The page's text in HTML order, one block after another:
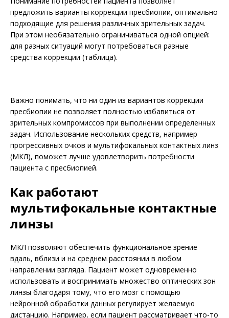
предложить варианты коррекции пресбиопии, оптимально
подходящие для решения различных зрительных задач.
При этом необязательно ограничиваться одной опцией:
для разных ситуаций могут потребоваться разные
средства коррекции (таблица).
Важно понимать, что ни один из вариантов коррекции
пресбиопии не позволяет полностью избавиться от
зрительных компромиссов при выполнении определенных
задач. Использование нескольких средств, например
прогрессивных очков и мультифокальных контактных линз
(МКЛ), поможет лучше удо­влетворить потребности
пациента с пресбиопией.
Как работают
мультифокальные контактные
линзы
МКЛ позволяют обеспечить функци­ональное зрение
вдаль, вблизи и на среднем расстоянии в любом
направлении взгляда. Пациент может одновременно
использовать и воспринимать множество оптических зон
линзы благодаря тому, что его мозг с помощью
нейронной обработки данных регулирует желаемую
дистанцию. Например, если пациент рассматривает что-то